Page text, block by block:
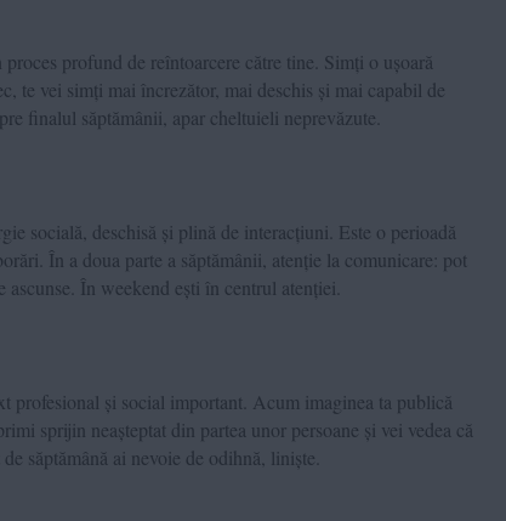
profund de reîntoarcere către tine. Simți o ușoară
te vei simți mai încrezător, mai deschis și mai capabil de
finalul săptămânii, apar cheltuieli neprevăzute.
socială, deschisă și plină de interacțiuni. Este o perioadă
În a doua parte a săptămânii, atenție la comunicare: pot
În weekend ești în centrul atenției.
profesional și social important. Acum imaginea ta publică
sprijin neașteptat din partea unor persoane și vei vedea că
săptămână ai nevoie de odihnă, liniște.